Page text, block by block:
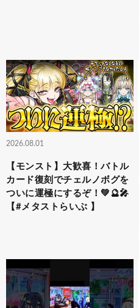
2026.08.01
【モンスト】大歓喜！バトル
カード復刻でチェルノボグを
ついに運極にするぞ！💚🔮🎤
【#メタストらいぶ 】